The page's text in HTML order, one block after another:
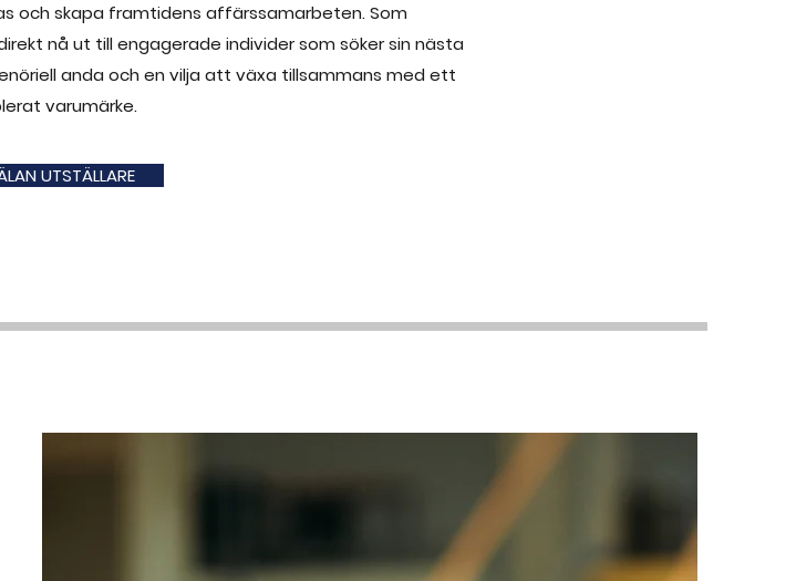
och skapa framtidens affärssamarbeten. Som
nå ut till engagerade individer som söker sin nästa
anda och en vilja att växa tillsammans med ett
varumärke.
UTSTÄLLARE